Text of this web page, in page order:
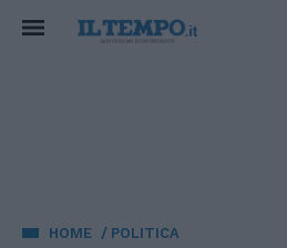
HOME POLITICA